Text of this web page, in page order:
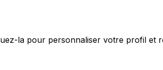
la pour personnaliser votre profil et